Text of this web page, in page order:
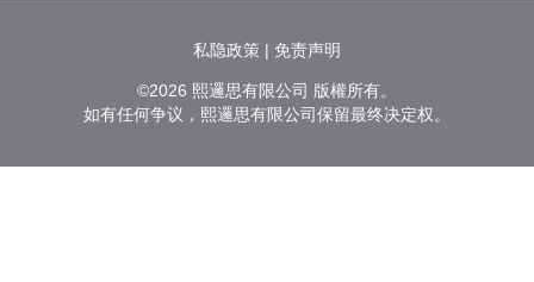
私隐政策 | 免责声明
©2026 熙邏思有限公司 版權所有。
如有任何争议，熙邏思有限公司保留最终决定权。